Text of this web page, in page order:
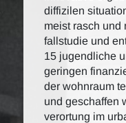
diffizilen
meist rasch und
fallstudie und
15 jugendliche
geringen
der wohnraum
und geschaffen
verortung im